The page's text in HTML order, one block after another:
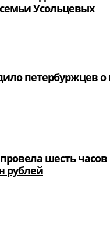
Усольцевых
петербуржцев о
шесть часов
рублей